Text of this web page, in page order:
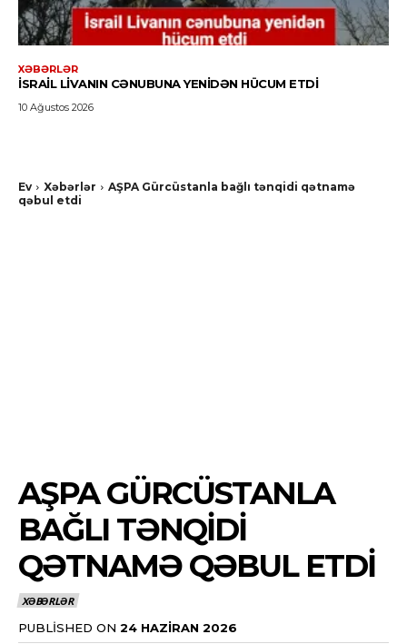
XƏBƏRLƏR
İSRAIL LIVANIN CƏNUBUNA YENIDƏN HÜCUM ETDI
10 Ağustos 2026